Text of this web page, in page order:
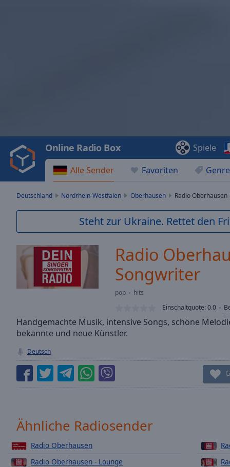
Video
Play
Backward
Skip
Current
Duration-:-
Loaded:
0.00%
Stream
live,
currently
behind
Remaining
Time-
Rate
Chapters
Chapters
Alle Sender Favoriten
Online Radio Box Spiele
Deutschland Nordrhein-Westfalen Oberhausen Radio
Steht zur Ukraine. Rettet den
Radio
Songwriter
pop
hits
Einschaltquote:0.0
Handgemachte Musik, intensive Songs, schöne
bekannte und neue Künstler.
Deutsch
Ähnliche Radiosender
Radio Oberhausen
Radio Oberhausen - Lounge